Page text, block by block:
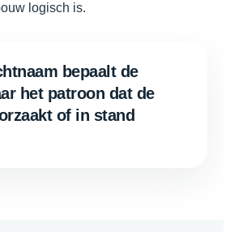
logisch is.
bepaalt de
het patroon dat de
of in stand